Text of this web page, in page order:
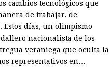
cambios tecnológicos que
de trabajar, de
días, un olimpismo
nacionalista de los
veraniega que oculta la
representativos en…